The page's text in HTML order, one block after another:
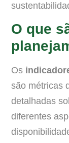
O que
Os
são métricas
detalhadas
diferentes